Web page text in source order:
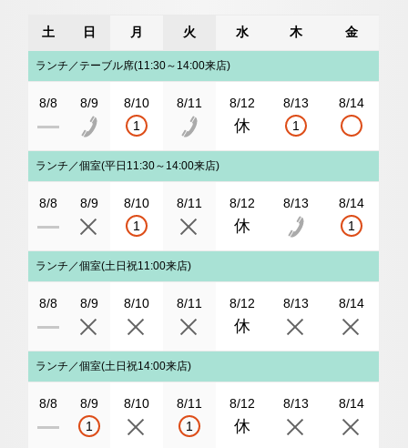
土 日 月 火 水 木 金
ランチ／テーブル席(11:30～14:00来店)
8/8
8/9
1
8/10 8/11
8/12
1
8/13 8/14
ランチ／個室(平日11:30～14:00来店)
8/8
8/9
1
8/10 8/11 8/12
8/13
1
8/14
ランチ／個室(土日祝11:00来店)
8/8 8/9 8/10 8/11 8/12 8/13 8/14
ランチ／個室(土日祝14:00来店)
8/8
1
8/9
8/10
1
8/11 8/12 8/13 8/14